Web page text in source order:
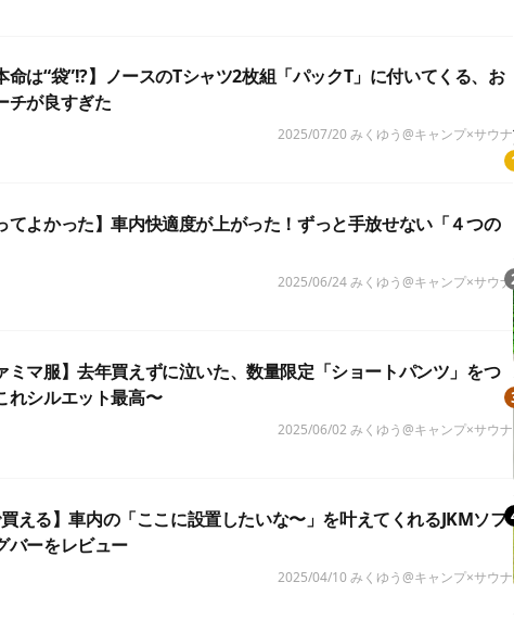
命は“袋”!?】ノースのTシャツ2枚組「パックT」に付いてくる、お
チが良すぎた
2025/07/20 みくゆう@キャンプ×サウナ
てよかった】車内快適度が上がった！ずっと手放せない「４つの
2025/06/24 みくゆう@キャンプ×サウナ
ミマ服】去年買えずに泣いた、数量限定「ショートパンツ」をつ
れシルエット最高〜
2025/06/02 みくゆう@キャンプ×サウナ
買える】車内の「ここに設置したいな〜」を叶えてくれるJKMソフ
バーをレビュー
2025/04/10 みくゆう@キャンプ×サウナ